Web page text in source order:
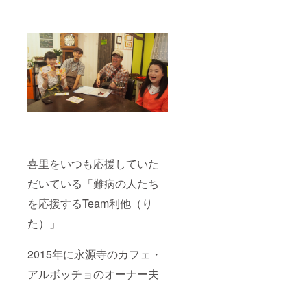
喜里をいつも応援していた
だいている「難病の人たち
を応援するTeam利他（り
た）」
2015年に永源寺のカフェ・
アルボッチョのオーナー夫